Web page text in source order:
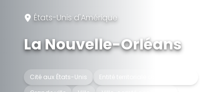
États-Unis d'Amérique
La Nouvelle-Orléans
Cité aux États-Unis
Entité territoriale administrative